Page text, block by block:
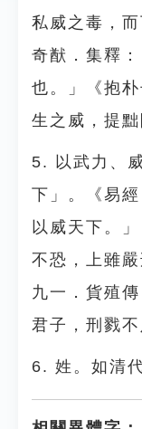
私威之毒，
奇猷．集釋
也。」《抱
生之威，提黜
5. 以武力、
下」。《易
以威天下。
不恐，上雖
九一．貨殖
君子，刑戮不
6. 姓。如清